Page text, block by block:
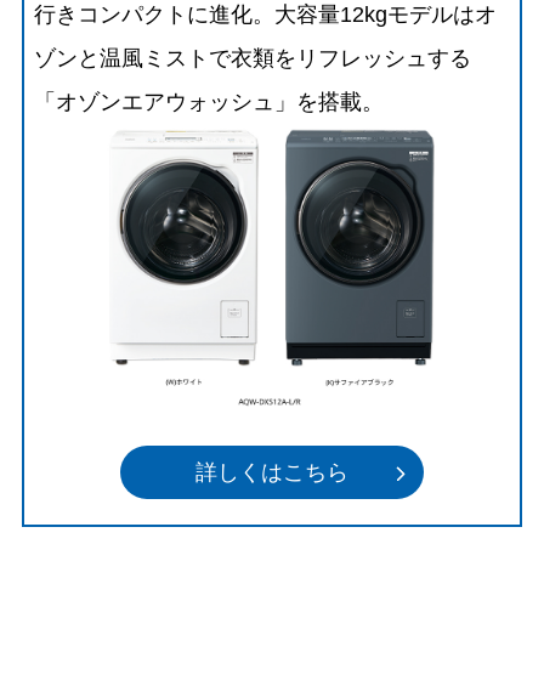
行きコンパクトに進化。大容量12kgモデルはオ
ゾンと温風ミストで衣類をリフレッシュする
「オゾンエアウォッシュ」を搭載。
詳しくはこちら